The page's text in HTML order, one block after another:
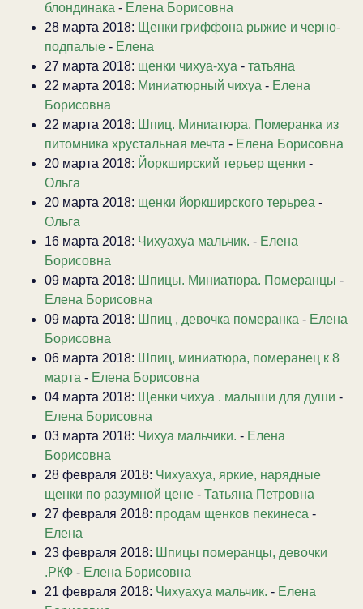
блондинака - Елена Борисовна
28 марта 2018: Щенки гриффона рыжие и черно-
подпалые - Елена
27 марта 2018: щенки чихуа-хуа - татьяна
22 марта 2018: Миниатюрный чихуа - Елена
Борисовна
22 марта 2018: Шпиц. Миниатюра. Померанка из
питомника хрустальная мечта - Елена Борисовна
20 марта 2018: Йоркширский терьер щенки -
Ольга
20 марта 2018: щенки йоркширского терьреа -
Ольга
16 марта 2018: Чихуахуа мальчик. - Елена
Борисовна
09 марта 2018: Шпицы. Миниатюра. Померанцы -
Елена Борисовна
09 марта 2018: Шпиц , девочка померанка - Елена
Борисовна
06 марта 2018: Шпиц, миниатюра, померанец к 8
марта - Елена Борисовна
04 марта 2018: Щенки чихуа . малыши для души -
Елена Борисовна
03 марта 2018: Чихуа мальчики. - Елена
Борисовна
28 февраля 2018: Чихуахуа, яркие, нарядные
щенки по разумной цене - Татьяна Петровна
27 февраля 2018: продам щенков пекинеса -
Елена
23 февраля 2018: Шпицы померанцы, девочки
.РКФ - Елена Борисовна
21 февраля 2018: Чихуахуа мальчик. - Елена